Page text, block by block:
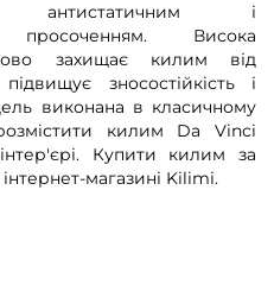
антистатичним і
просоченням. Висока
захищає килим від
зносостійкість і
виконана в класичному
килим Da Vinci
Купити килим за
магазині Kilimi.